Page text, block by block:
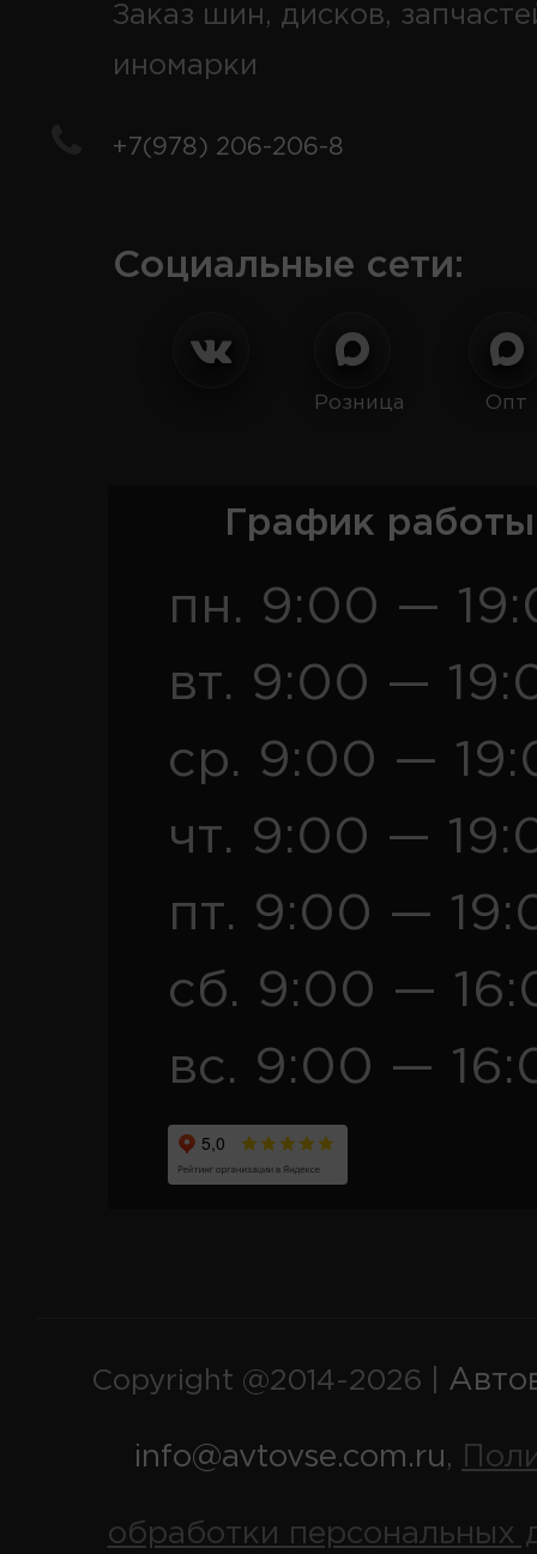
Заказ шин, дисков,
иномарки
+7(978) 206-206-8
Социальные сети:
Розница Опт
График
пн. 9:00 —
вт. 9:00 —
ср. 9:00 —
чт. 9:00 —
пт. 9:00 —
сб. 9:00 —
вс. 9:00 —
Copyright @2014-2026 |
info@avtovse.com.ru,
обработки персональных